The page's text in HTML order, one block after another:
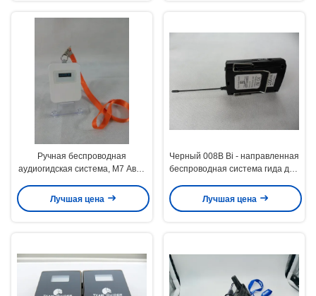
Ручная беспроводная
аудиогидская система, M7 Авто
Лучшая цена
Черный 008B Bi - направленная
беспроводная система гида для
Лучшая цена